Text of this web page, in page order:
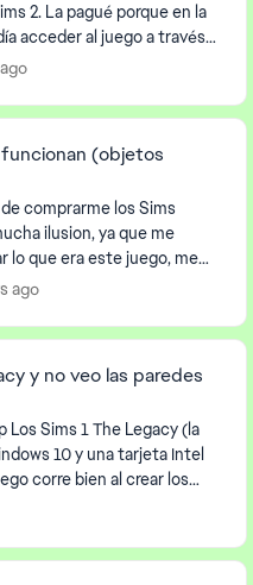
2. La pagué porque en la
acceder al juego a través
al instala...
(objetos
ilusion, ya que me
lo que era este juego, me
que podeis observ...
ago
y no veo las paredes
Los Sims 1 The Legacy (la
10 y una tarjeta Intel
corre bien al crear los
para qu...